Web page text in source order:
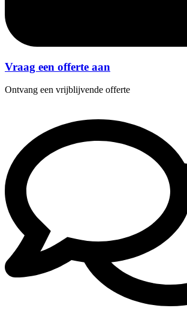
Vraag een offerte aan
Ontvang een vrijblijvende offerte